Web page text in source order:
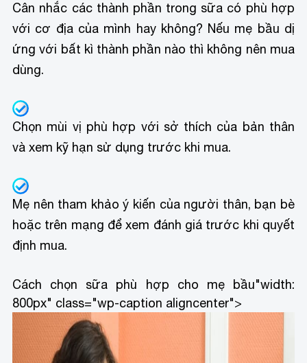
Cân nhắc các thành phần trong sữa có phù hợp
với cơ địa của mình hay không? Nếu mẹ bầu dị
ứng với bất kì thành phần nào thì không nên mua
dùng.
Chọn mùi vị phù hợp với sở thích của bản thân
và xem kỹ hạn sử dụng trước khi mua.
Mẹ nên tham khảo ý kiến của người thân, bạn bè
hoặc trên mạng để xem đánh giá trước khi quyết
định mua.
Cách chọn sữa phù hợp cho mẹ bầu"width:
800px" class="wp-caption aligncenter">